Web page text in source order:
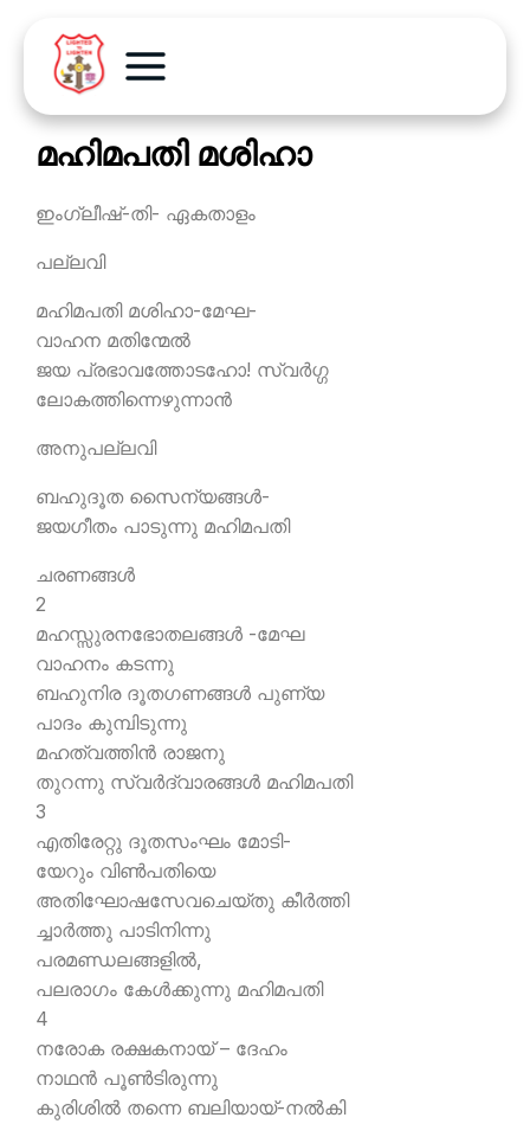
മഹിമപതി മശിഹാ
ഇംഗ്ലീഷ്-തി- ഏകതാളം
പല്ലവി
മഹിമപതി മശിഹാ-മേഘ-
വാഹന മതിന്മേല്‍
ജയ പ്രഭാവത്തോടഹോ! സ്വര്‍ഗ്ഗ
ലോകത്തിന്നെഴുന്നാന്‍
അനുപല്ലവി
ബഹുദൂത സൈന്യങ്ങള്‍-
ജയഗീതം പാടുന്നു മഹിമപതി
ചരണങ്ങള്‍
2
മഹസ്സുരനഭോതലങ്ങള്‍ -മേഘ
വാഹനം കടന്നു
ബഹുനിര ദൂതഗണങ്ങള്‍ പുണ്യ
പാദം കുമ്പിടുന്നു
മഹത്വത്തിന്‍ രാജനു
തുറന്നു സ്വര്‍ദ്വാരങ്ങള്‍ മഹിമപതി
3
എതിരേറ്റു ദൂതസംഘം മോടി-
യേറും വിണ്‍പതിയെ
അതിഘോഷസേവചെയ്തു കീര്‍ത്തി
ച്ചാര്‍ത്തു പാടിനിന്നു
പരമണ്ഡലങ്ങളില്‍,
പലരാഗം കേള്‍ക്കുന്നു മഹിമപതി
4
നരോക രക്ഷകനായ് – ദേഹം
നാഥന്‍ പൂണ്‍ടിരുന്നു
കുരിശില്‍ തന്നെ ബലിയായ്-നല്‍കി